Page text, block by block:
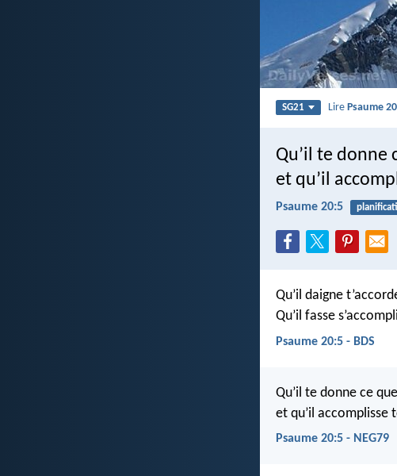
SG21 LirePsaume 20
Qu’il te donne
et qu’il
Psaume 20:5
Qu’il daigne
Qu’il fasse
Psaume 20:5 - BDS
Qu’il te donne ce
et qu’il accomplisse
Psaume 20:5 - NEG79